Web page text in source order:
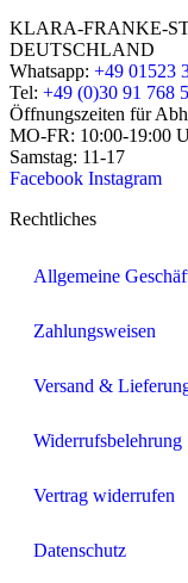
KLARA-FRANKE-
DEUTSCHLAND
Whatsapp: +49 01523
Tel: +49 (0)30 91 768
Öffnungszeiten für
MO-FR: 10:00-19:00
Samstag: 11-17
Facebook Instagram
Rechtliches
Allgemeine
Zahlungsweisen
Versand &
Widerrufsbelehrung
Vertrag widerrufen
Datenschutz